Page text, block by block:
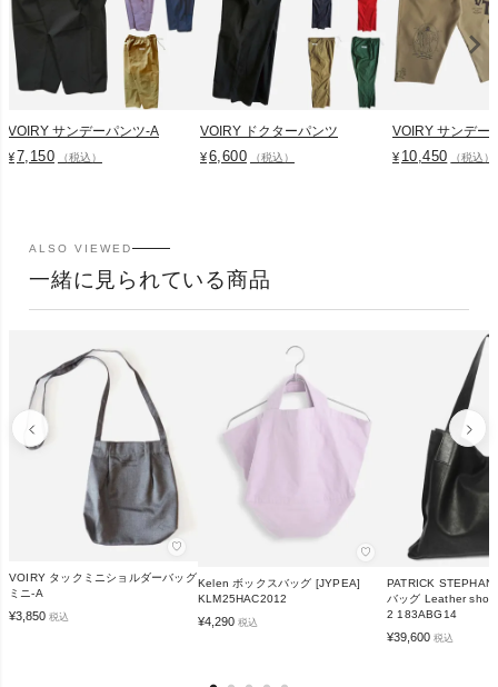
VOIRY サンデーパンツ-A
¥7,150 （税込）
VOIRY ドクターパンツ
¥6,600 （税込）
VOIRY サンデー
¥ 10,450 （税込）
ALSO VIEWED
一緒に見られている商品
♡
VOIRY タックミニショルダーバッグ
ミニ-A
¥3,850 税込
♡
Kelen ボックスバッグ [JYPEA]
KLM25HAC2012
¥4,290 税込
PATRICK STEPHAN
バッグ Leather
2 183ABG14
¥39,600 税込